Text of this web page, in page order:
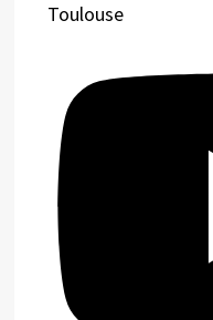
Toulouse